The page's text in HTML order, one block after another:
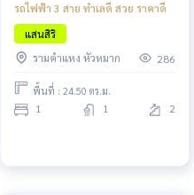
รถไฟฟ้า 3 สาย ทำเลดี สวย ราคาดี
แสนสิริ
รามคำแหง หัวหมาก
286
พื้นที่ : 24.50 ตร.ม.
1 1 2